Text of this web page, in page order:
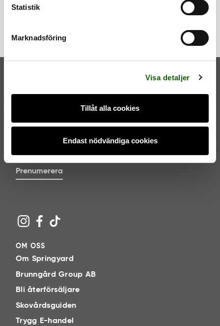
Statistik
Marknadsföring
Visa detaljer
Tillåt alla cookies
Endast nödvändiga cookies
Pris
Prenumerera
OM OSS
Om Springyard
Brunngård Group AB
Bli återförsäljare
Skovårdsguiden
Trygg E-handel